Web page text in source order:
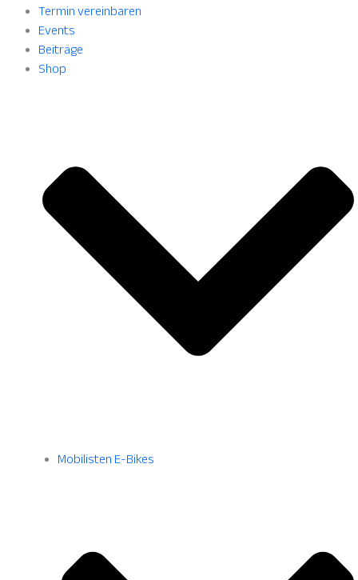
Termin vereinbaren
Events
Beiträge
Shop
Mobilisten E-Bikes